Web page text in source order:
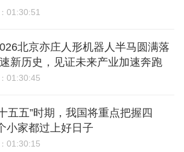
01:30:51
北京亦庄人形机器人半马圆满落
新历史，见证未来产业加速奔跑
01:30:45
五五”时期，我国将重点把握四
小家都过上好日子
01:30:15